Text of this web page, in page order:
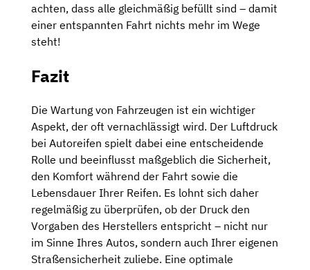
achten, dass alle gleichmäßig befüllt sind – damit
einer entspannten Fahrt nichts mehr im Wege
steht!
Fazit
Die Wartung von Fahrzeugen ist ein wichtiger
Aspekt, der oft vernachlässigt wird. Der Luftdruck
bei Autoreifen spielt dabei eine entscheidende
Rolle und beeinflusst maßgeblich die Sicherheit,
den Komfort während der Fahrt sowie die
Lebensdauer Ihrer Reifen. Es lohnt sich daher
regelmäßig zu überprüfen, ob der Druck den
Vorgaben des Herstellers entspricht – nicht nur
im Sinne Ihres Autos, sondern auch Ihrer eigenen
Straßensicherheit zuliebe. Eine optimale